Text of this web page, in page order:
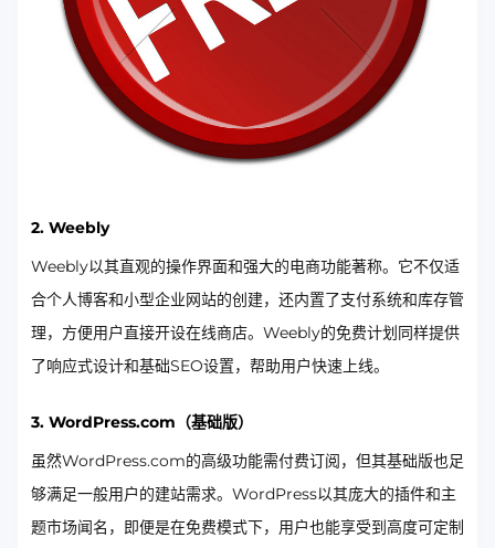
2. Weebly
Weebly以其直观的操作界面和强大的电商功能著称。它不仅适
合个人博客和小型企业网站的创建，还内置了支付系统和库存管
理，方便用户直接开设在线商店。Weebly的免费计划同样提供
了响应式设计和基础SEO设置，帮助用户快速上线。
3. WordPress.com（基础版）
虽然WordPress.com的高级功能需付费订阅，但其基础版也足
够满足一般用户的建站需求。WordPress以其庞大的插件和主
题市场闻名，即便是在免费模式下，用户也能享受到高度可定制